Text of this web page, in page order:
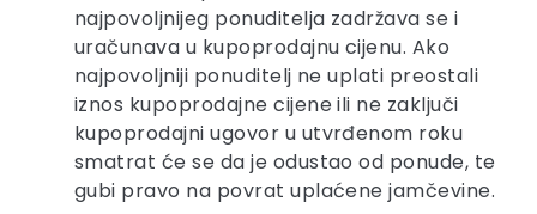
najpovoljnijeg ponuditelja zadržava se i
uračunava u kupoprodajnu cijenu. Ako
najpovoljniji ponuditelj ne uplati preostali
iznos kupoprodajne cijene ili ne zaključi
kupoprodajni ugovor u utvrđenom roku
smatrat će se da je odustao od ponude, te
gubi pravo na povrat uplaćene jamčevine.